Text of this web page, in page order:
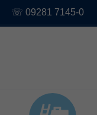
☏ 09281 7145-0